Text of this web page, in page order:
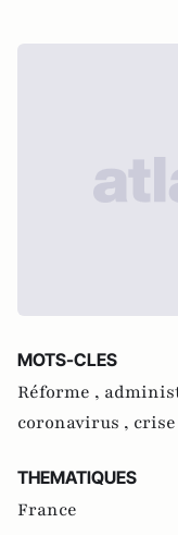
MOTS-CLES
Réforme ,
coronavirus ,
THEMATIQUES
France